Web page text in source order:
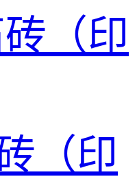
（印